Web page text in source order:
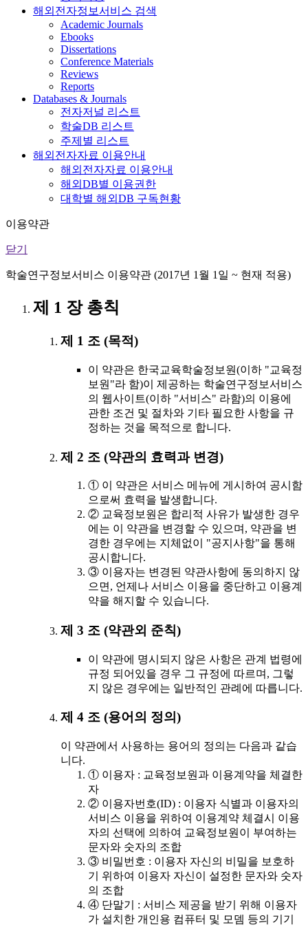
해외전자정보서비스 검색
Academic Journals
Ebooks
Dissertations
Conference Materials
Reviews
Reports
Databases & Journals
전자저널 리스트
학술DB 리스트
주제별 리스트
해외전자자료 이용안내
해외전자자료 이용안내
해외DB별 이용권한
대학별 해외DB 구독현황
이용약관
닫기
학술연구정보서비스 이용약관 (2017년 1월 1일 ~ 현재 적용)
제 1 장 총칙
제 1 조 (목적)
이 약관은 한국교육학술정보원(이하 "교육정
보원"라 함)이 제공하는 학술연구정보서비스
의 웹사이트(이하 "서비스" 라함)의 이용에
관한 조건 및 절차와 기타 필요한 사항을 규
정하는 것을 목적으로 합니다.
제 2 조 (약관의 효력과 변경)
① 이 약관은 서비스 메뉴에 게시하여 공시함
으로써 효력을 발생합니다.
② 교육정보원은 합리적 사유가 발생한 경우
에는 이 약관을 변경할 수 있으며, 약관을 변
경한 경우에는 지체없이 "공지사항"을 통해
공시합니다.
③ 이용자는 변경된 약관사항에 동의하지 않
으면, 언제나 서비스 이용을 중단하고 이용계
약을 해지할 수 있습니다.
제 3 조 (약관외 준칙)
이 약관에 명시되지 않은 사항은 관계 법령에
규정 되어있을 경우 그 규정에 따르며, 그렇
지 않은 경우에는 일반적인 관례에 따릅니다.
제 4 조 (용어의 정의)
이 약관에서 사용하는 용어의 정의는 다음과 같습
니다.
① 이용자 : 교육정보원과 이용계약을 체결한
자
② 이용자번호(ID) : 이용자 식별과 이용자의
서비스 이용을 위하여 이용계약 체결시 이용
자의 선택에 의하여 교육정보원이 부여하는
문자와 숫자의 조합
③ 비밀번호 : 이용자 자신의 비밀을 보호하
기 위하여 이용자 자신이 설정한 문자와 숫자
의 조합
④ 단말기 : 서비스 제공을 받기 위해 이용자
가 설치한 개인용 컴퓨터 및 모뎀 등의 기기